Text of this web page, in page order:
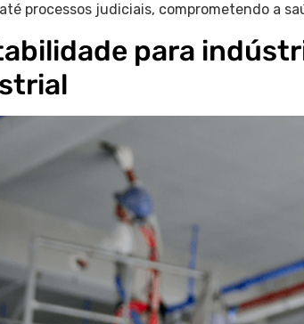
processos judiciais, comprometendo a
para